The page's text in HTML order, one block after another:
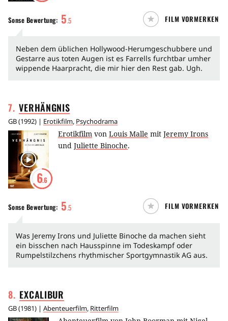
Sonse Bewertung: 5.5 FILM VORMERKEN
Neben dem üblichen Hollywood-Herumgeschubbere und
Gestarre aus toten Augen ist es Farrells furchtbar umher
wippende Haarpracht, die mir hier den Rest gab. Ugh.
7. VERHÄNGNIS
GB(1992) | Erotikfilm, Psychodrama
6.6
Erotikfilm von Louis Malle mit Jeremy Irons
und Juliette Binoche.
Sonse Bewertung: 5.5 FILM VORMERKEN
Was Jeremy Irons und Juliette Binoche da machen sieht
ein bisschen nach Hausspinne im Todeskampf oder
Rumpelstilzchens rhythmischer Sportgymnastik AG aus.
8. EXCALIBUR
GB(1981) | Abenteuerfilm, Ritterfilm